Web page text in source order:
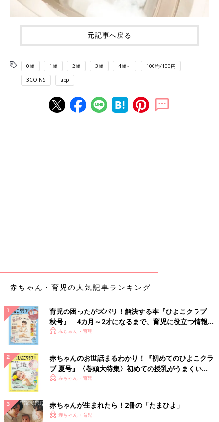
元記事へ戻る
0歳 1歳 2歳 3歳 4歳～ 100均/100円
3COINS app
赤ちゃん・育児の人気記事ランキング
育児の困ったがズバリ！解決する本『ひよこクラブ
秋号』 4カ月～2才になるまで、育児に役立つ情報が
いっぱい！
赤ちゃん・育児
赤ちゃんのお世話まるわかり！『初めてのひよこクラ
ブ 夏号』〈巻頭大特集〉初めての授乳がうまくい
く！ おっぱい・ミルクの基本と夏のトラブル 解決テ
赤ちゃん・育児
赤ちゃんが生まれたら！2冊の「たまひよ」
赤ちゃん・育児